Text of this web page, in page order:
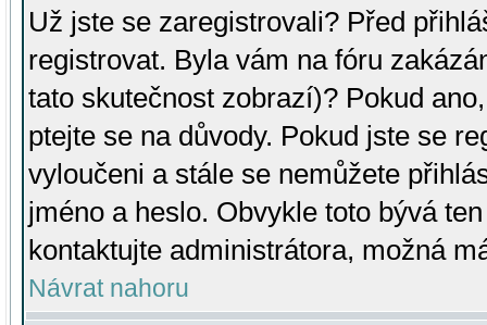
Už jste se zaregistrovali? Před
registrovat. Byla vám na fóru
tato skutečnost zobrazí)? Pokud
ptejte se na důvody. Pokud jste se
vyloučeni a stále se nemůžete
jméno a heslo. Obvykle toto bývá
kontaktujte administrátora, možná
Návrat nahoru